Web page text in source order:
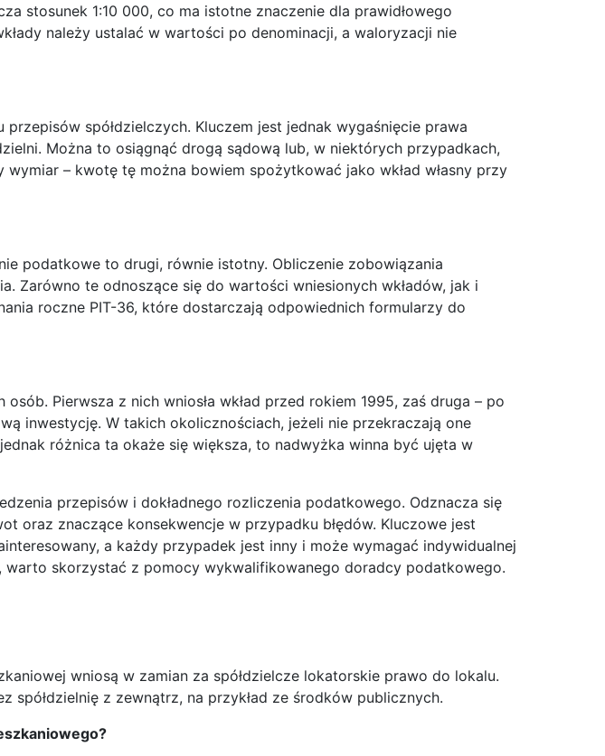
stosunek 1:10 000, co ma istotne znaczenie dla prawidłowego
należy ustalać w wartości po denominacji, a waloryzacji nie
spółdzielczych. Kluczem jest jednak wygaśnięcie prawa
Można to osiągnąć drogą sądową lub, w niektórych przypadkach,
– kwotę tę można bowiem spożytkować jako wkład własny przy
podatkowe to drugi, równie istotny. Obliczenie zobowiązania
Zarówno te odnoszące się do wartości wniesionych wkładów, jak i
roczne PIT-36, które dostarczają odpowiednich formularzy do
Pierwsza z nich wniosła wkład przed rokiem 1995, zaś druga – po
inwestycję. W takich okolicznościach, jeżeli nie przekraczają one
różnica ta okaże się większa, to nadwyżka winna być ujęta w
przepisów i dokładnego rozliczenia podatkowego. Odznacza się
oraz znaczące konsekwencje w przypadku błędów. Kluczowe jest
a każdy przypadek jest inny i może wymagać indywidualnej
skorzystać z pomocy wykwalifikowanego doradcy podatkowego.
wniosą w zamian za spółdzielcze lokatorskie prawo do lokalu.
z zewnątrz, na przykład ze środków publicznych.